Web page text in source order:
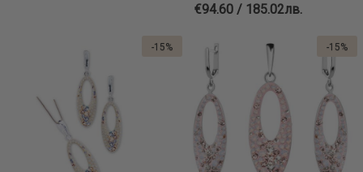
€94.60 / 185.02лв.
-15% -15%